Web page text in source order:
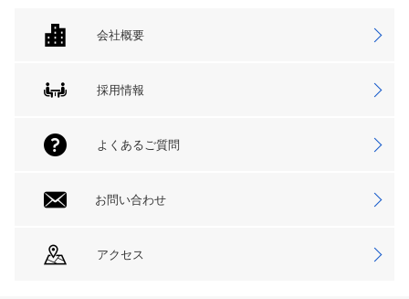
会社概要
採用情報
よくあるご質問
お問い合わせ
アクセス